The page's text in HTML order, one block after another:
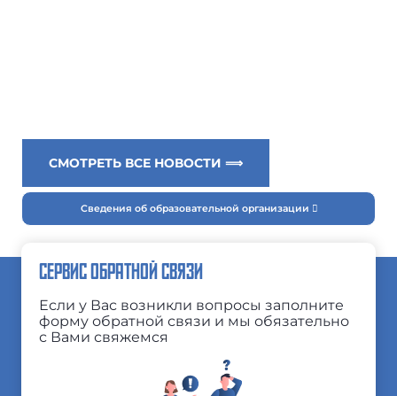
СМОТРЕТЬ ВСЕ НОВОСТИ ⟹
Сведения об образовательной организации
СЕРВИС ОБРАТНОЙ СВЯЗИ
Если у Вас возникли вопросы заполните
форму обратной связи и мы обязательно
с Вами свяжемся